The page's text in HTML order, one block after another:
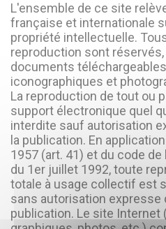
L'ensemble de ce site
française et internationale
propriété intellectuelle.
reproduction sont
documents
iconographiques et
La reproduction de tout ou
support électronique quel
interdite sauf autorisation
la publication. En
1957 (art. 41) et du code
du 1er juillet 1992, toute
totale à usage collectif est
sans autorisation expresse
publication. Le site Internet